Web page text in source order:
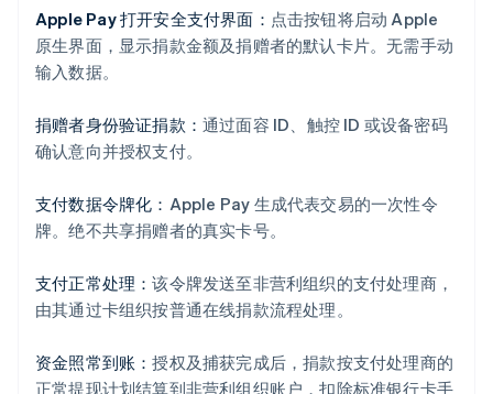
Apple Pay 打开安全支付界面： 点击按钮将启动 Apple
原生界面，显示捐款金额及捐赠者的默认卡片。无需手动
输入数据。
捐赠者身份验证捐款： 通过面容 ID、触控 ID 或设备密码
确认意向并授权支付。
支付数据令牌化： Apple Pay 生成代表交易的一次性令
牌。绝不共享捐赠者的真实卡号。
支付正常处理：该令牌发送至非营利组织的支付处理商，
由其通过卡组织按普通在线捐款流程处理。
资金照常到账：授权及捕获完成后，捐款按支付处理商的
正常提现计划结算到非营利组织账户，扣除标准银行卡手